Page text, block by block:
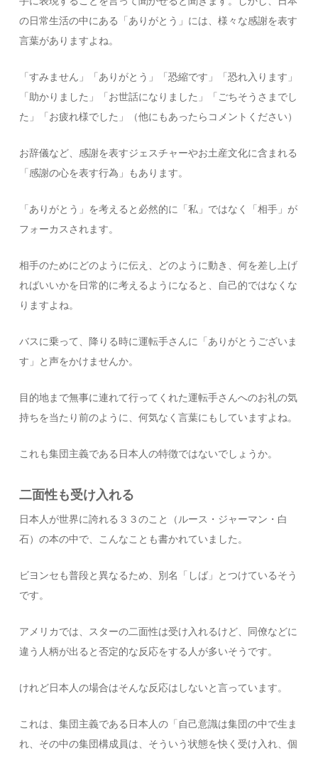
の日常生活の中にある「ありがとう」には、様々な感謝を表す
言葉がありますよね。
「すみません」「ありがとう」「恐縮です」「恐れ入ります」
「助かりました」「お世話になりました」「ごちそうさまでし
た」「お疲れ様でした」（他にもあったらコメントください）
お辞儀など、感謝を表すジェスチャーやお土産文化に含まれる
「感謝の心を表す行為」もあります。
「ありがとう」を考えると必然的に「私」ではなく「相手」が
フォーカスされます。
相手のためにどのように伝え、どのように動き、何を差し上げ
ればいいかを日常的に考えるようになると、自己的ではなくな
りますよね。
バスに乗って、降りる時に運転手さんに「ありがとうございま
す」と声をかけませんか。
目的地まで無事に連れて行ってくれた運転手さんへのお礼の気
持ちを当たり前のように、何気なく言葉にもしていますよね。
これも集団主義である日本人の特徴ではないでしょうか。
二面性も受け入れる
日本人が世界に誇れる３３のこと（ルース・ジャーマン・白
石）の本の中で、こんなことも書かれていました。
ビヨンセも普段と異なるため、別名「しば」とつけているそう
です。
アメリカでは、スターの二面性は受け入れるけど、同僚などに
違う人柄が出ると否定的な反応をする人が多いそうです。
けれど日本人の場合はそんな反応はしないと言っています。
これは、集団主義である日本人の「自己意識は集団の中で生ま
れ、その中の集団構成員は、そういう状態を快く受け入れ、個